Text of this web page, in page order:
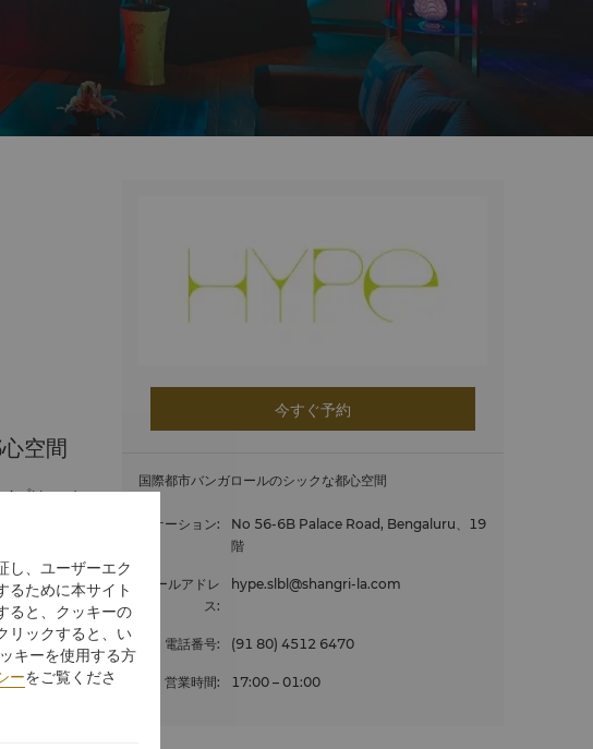
空間
プは、バ
のなく市
や、カク
ンガロー
今すぐ予約
国際都市バンガロールのシックな都心空間
ロケーション:
No 56-6B Palace Road, Bengaluru、19
階
メールアドレ
ス:
hype.slbl@shangri-la.com
電話番号: (91 80) 4512 6470
営業時間: 17:00 – 01:00
し、ユーザーエク
るために本サイト
ると、クッキーの
リックすると、い
キーを使用する方
ーをご覧くださ